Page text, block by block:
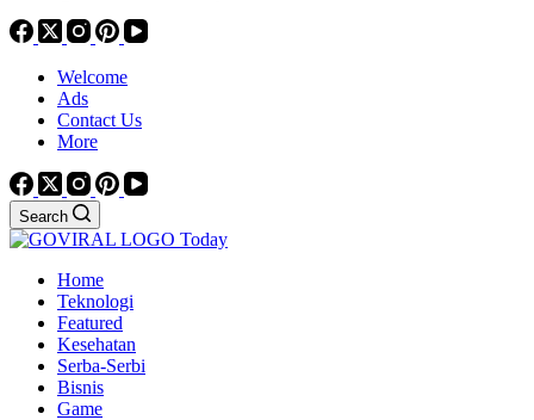
Welcome
Ads
Contact Us
More
Search
Home
Teknologi
Featured
Kesehatan
Serba-Serbi
Bisnis
Game